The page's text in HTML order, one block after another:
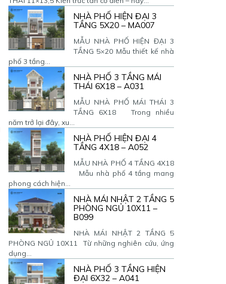
NHÀ PHỐ HIỆN ĐẠI 3
TẦNG 5X20 – MA007
MẪU NHÀ PHỐ HIỆN ĐẠI 3
TẦNG 5×20 Mẫu thiết kế nhà
phố 3 tầng...
NHÀ PHỐ 3 TẦNG MÁI
THÁI 6X18 – A031
MẪU NHÀ PHỐ MÁI THÁI 3
TẦNG 6X18 Trong nhiều
năm trở lại đây, xu...
NHÀ PHỐ HIỆN ĐẠI 4
TẦNG 4X18 – A052
MẪU NHÀ PHỐ 4 TẦNG 4X18
Mẫu nhà phố 4 tầng mang
phong cách hiện...
NHÀ MÁI NHẬT 2 TẦNG 5
PHÒNG NGỦ 10X11 –
B099
NHÀ MÁI NHẬT 2 TẦNG 5
PHÒNG NGỦ 10X11 Từ những nghiên cứu, ứng
dụng...
NHÀ PHỐ 3 TẦNG HIỆN
ĐẠI 6X32 – A041